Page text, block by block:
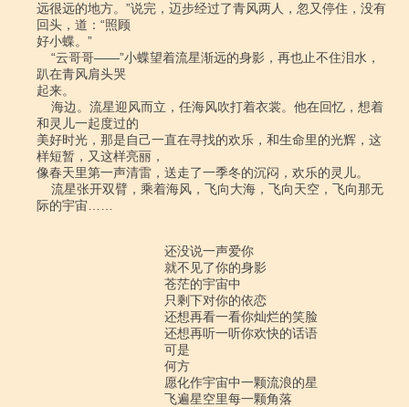
远很远的地方。”说完，迈步经过了青风两人，忽又停住，没有
回头，道：“照顾
好小蝶。”
趴在青风肩头哭
起来。
和灵儿一起度过的
美好时光，那是自己一直在寻找的欢乐，和生命里的光辉，这
样短暂，又这样亮丽，
像春天里第一声清雷，送走了一季冬的沉闷，欢乐的灵儿。
际的宇宙……
还没说一声爱你
就不见了你的身影
苍茫的宇宙中
只剩下对你的依恋
还想再看一看你灿烂的笑脸
还想再听一听你欢快的话语
可是
何方
愿化作宇宙中一颗流浪的星
飞遍星空里每一颗角落